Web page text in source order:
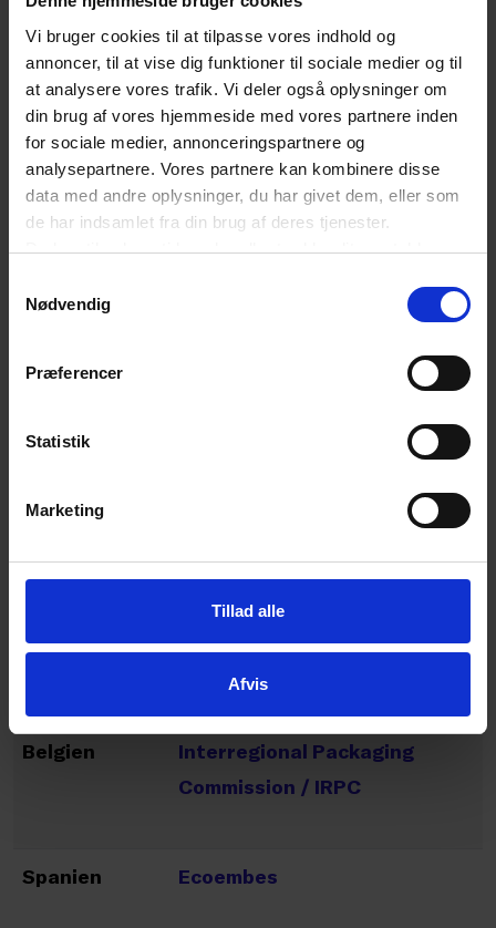
Vi bruger cookies til at tilpasse vores indhold og
annoncer, til at vise dig funktioner til sociale medier og til
at analysere vores trafik. Vi deler også oplysninger om
din brug af vores hjemmeside med vores partnere inden
for sociale medier, annonceringspartnere og
analysepartnere. Vores partnere kan kombinere disse
data med andre oplysninger, du har givet dem, eller som
de har indsamlet fra din brug af deres tjenester.
Du kan til enhver tid ændre eller trække dit samtykke
hjørne på websitet.
Nødvendig
Præferencer
Statistik
Marketing
Tillad alle
Afvis
Tyskland
LUCID Packaging Register /
Zentrale Stelle
Verpackungsregister
Sverige Naturvårdsverketog
eksempelvisNPA
Nederlandene
Polen
BDO – Database on Products
and Packaging and Waste
Italien
Belgien
Interregional Packaging
Commission / IRPC
Spanien Ecoembes